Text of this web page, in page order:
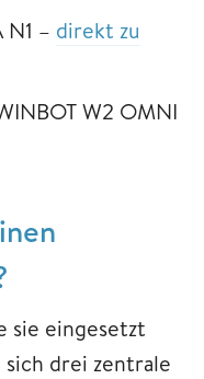
N1 – direkt zu
W2 OMNI
sie eingesetzt
drei zentrale